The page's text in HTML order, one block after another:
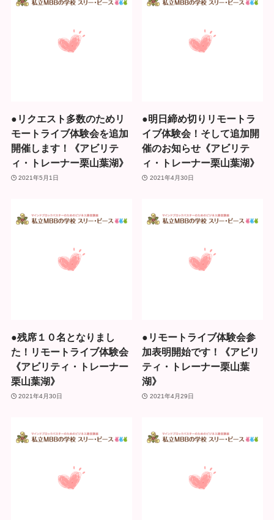
●リクエスト多数のためリ
モートライブ体験会を追加
開催します！《アビリテ
ィ・トレーナー栗山葉湖》
2021年5月1日
●明日締め切りリモートラ
イブ体験会！そして追加開
催のお知らせ《アビリテ
ィ・トレーナー栗山葉湖》
2021年4月30日
●残席１０名となりまし
た！リモートライブ体験会
《アビリティ・トレーナー
栗山葉湖》
2021年4月30日
●リモートライブ体験会参
加表明開始です！《アビリ
ティ・トレーナー栗山葉
湖》
2021年4月29日